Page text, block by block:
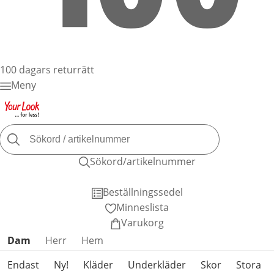
100 dagars returrätt
Meny
Sökord/artikelnummer
Beställningssedel
Minneslista
Varukorg
Hoppa över produktkategorier
Dam Herr
Hem
Endast
Ny! Kläder Underkläder Skor
Stora